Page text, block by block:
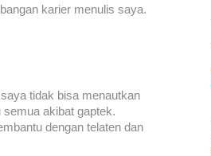
karier menulis saya.
tidak bisa menautkan
akibat gaptek.
dengan telaten dan